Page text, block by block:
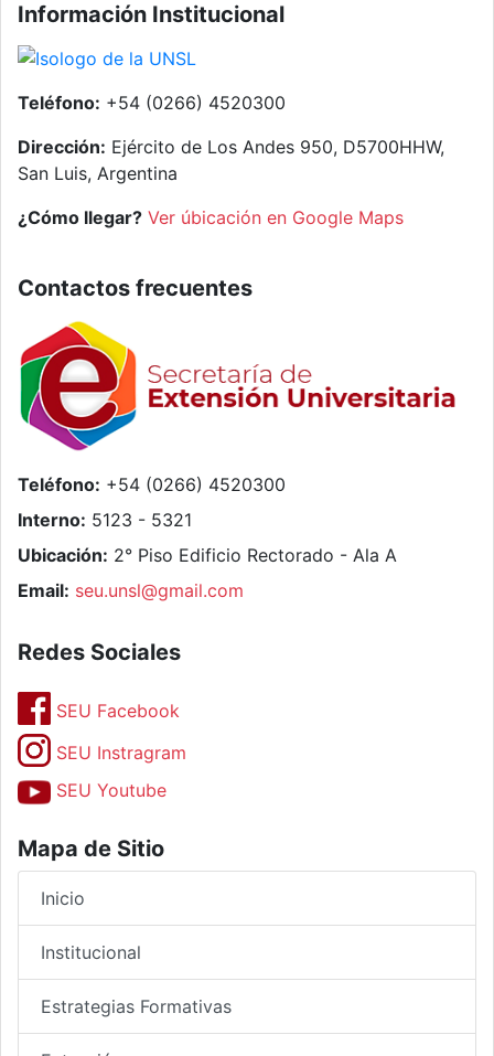
Información Institucional
Teléfono: +54 (0266) 4520300
Dirección: Ejército de Los Andes 950, D5700HHW,
San Luis, Argentina
¿Cómo llegar? Ver úbicación en Google Maps
Contactos frecuentes
Teléfono: +54 (0266) 4520300
Interno: 5123 - 5321
Ubicación: 2° Piso Edificio Rectorado - Ala A
Email: seu.unsl@gmail.com
Redes Sociales
SEU Facebook
SEU Instragram
SEU Youtube
Mapa de Sitio
Inicio
Institucional
Estrategias Formativas